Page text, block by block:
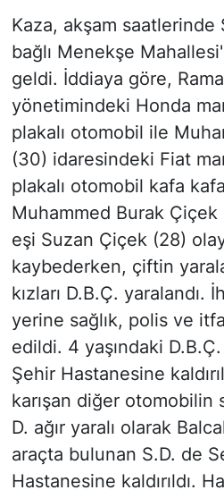
Kaza, akşam saatlerinde
bağlı Menekşe
geldi. İddiaya göre,
yönetimindeki Honda
plakalı otomobil ile
(30) idaresindeki Fiat
plakalı otomobil kafa
Muhammed Burak
eşi Suzan Çiçek (28)
kaybederken, çiftin
kızları D.B.Ç. yaralandı.
yerine sağlık, polis ve
edildi. 4 yaşındaki
Şehir Hastanesine
karışan diğer otomobilin
D. ağır yaralı olarak
araçta bulunan S.D. de
Hastanesine kaldırıldı.